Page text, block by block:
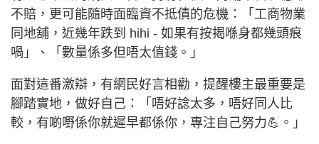
不賠，更可能隨時面臨資不抵債的危機：「工商物業
同地舖，近幾年跌到 hihi - 如果有按揭喺身都幾頭痕
喎」、「數量係多但唔太值錢。」
面對這番激辯，有網民好言相勸，提醒樓主最重要是
腳踏實地，做好自己：「唔好諗太多，唔好同人比
較，有啲嘢係你就遲早都係你，專注自己努力💪。」